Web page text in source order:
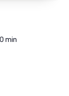
min